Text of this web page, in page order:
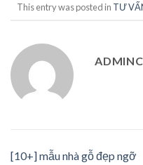
This entry was posted in TƯ
[10+] mẫu nhà gỗ đẹp ngỡ